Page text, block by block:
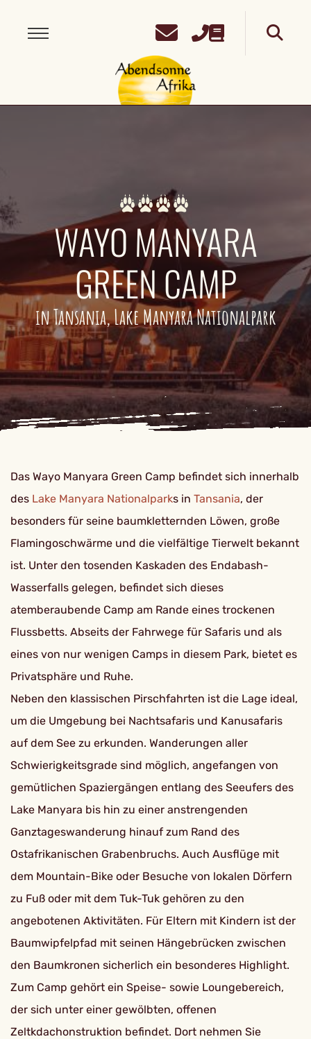
WAYO MANYARA
GREEN CAMP
in Tansania, Lake Manyara Nationalpark
Das Wayo Manyara Green Camp befindet sich innerhalb
des Lake Manyara Nationalparks in Tansania, der
besonders für seine baumkletternden Löwen, große
Flamingoschwärme und die vielfältige Tierwelt bekannt
ist. Unter den tosenden Kaskaden des Endabash-
Wasserfalls gelegen, befindet sich dieses
atemberaubende Camp am Rande eines trockenen
Flussbetts. Abseits der Fahrwege für Safaris und als
eines von nur wenigen Camps in diesem Park, bietet es
Privatsphäre und Ruhe.
Neben den klassischen Pirschfahrten ist die Lage ideal,
um die Umgebung bei Nachtsafaris und Kanusafaris
auf dem See zu erkunden. Wanderungen aller
Schwierigkeitsgrade sind möglich, angefangen von
gemütlichen Spaziergängen entlang des Seeufers des
Lake Manyara bis hin zu einer anstrengenden
Ganztageswanderung hinauf zum Rand des
Ostafrikanischen Grabenbruchs. Auch Ausflüge mit
dem Mountain-Bike oder Besuche von lokalen Dörfern
zu Fuß oder mit dem Tuk-Tuk gehören zu den
angebotenen Aktivitäten. Für Eltern mit Kindern ist der
Baumwipfelpfad mit seinen Hängebrücken zwischen
den Baumkronen sicherlich ein besonderes Highlight.
Zum Camp gehört ein Speise- sowie Loungebereich,
der sich unter einer gewölbten, offenen
Zeltkdachonstruktion befindet. Dort nehmen Sie